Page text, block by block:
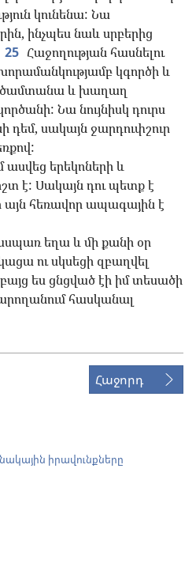
կունենա: Նա
ինչպես նաև սրբերից
25 Հաջողության հասնելու
կգործի և
և խաղաղ
Նա նույնիսկ դուրս
սակայն ջարդուփշուր
ասվեց երեկոների և
է: Սակայն դու պետք է
այն հեռավոր ապագային է
եղա և մի քանի օր
ու սկսեցի զբաղվել
բայց ես ցնցված էի իմ տեսածի
հասկանալ
Հաջորդ
իրավունքները